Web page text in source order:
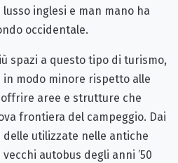
inglesi e man mano ha
occidentale.
spazi a questo tipo di turismo,
in modo minore rispetto alle
aree e strutture che
frontiera del campeggio. Dai
utilizzate nelle antiche
autobus degli anni ’50